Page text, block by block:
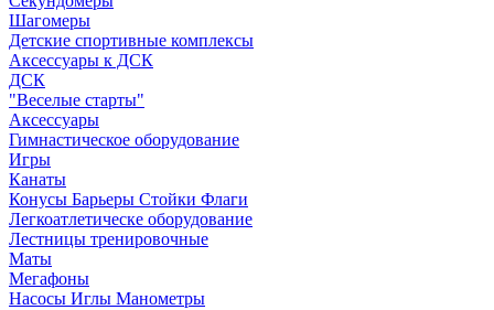
Шагомеры
Детские спортивные комплексы
Аксессуары к ДСК
ДСК
"Веселые старты"
Аксессуары
Гимнастическое оборудование
Игры
Канаты
Конусы Барьеры Стойки Флаги
Легкоатлетическе оборудование
Лестницы тренировочные
Маты
Мегафоны
Насосы Иглы Манометры